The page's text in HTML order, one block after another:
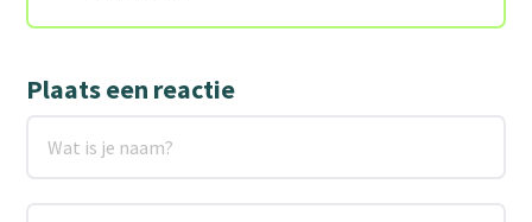
Plaats een reactie